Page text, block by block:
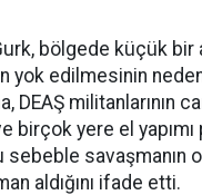
bölgede küçük bir
yok edilmesinin
DEAŞ militanlarının
birçok yere el yapımı
savaşmanın
aldığını ifade etti.